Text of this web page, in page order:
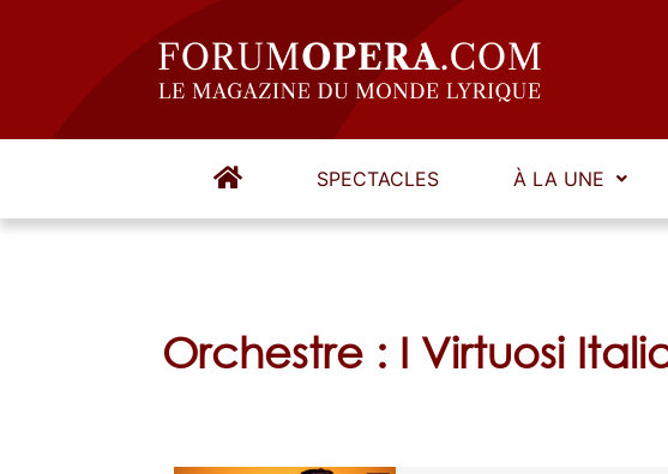
SPECTACLES À LA UNE
Orchestre : I Virtuosi